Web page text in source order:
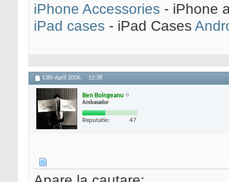
iPhone Accessories - iPhone
iPad cases - iPad Cases
13th April 2006, 12:38
Ben Boingeanu
Ambasador
Reputatie: 47